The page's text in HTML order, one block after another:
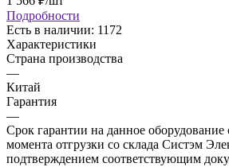
Подробности
Есть в наличии: 1172
Характеристики
Страна производства
—
Китай
Гарантия
—
Срок гарантии на данное оборудование
момента отгрузки со склада Систэм
подтверждением соответствующим